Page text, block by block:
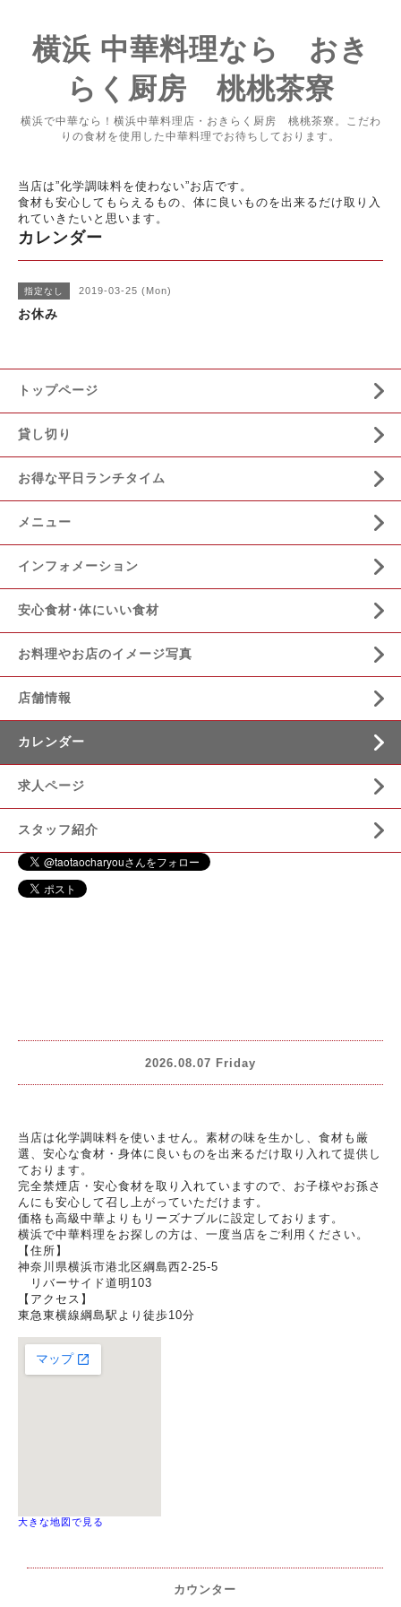
横浜 中華料理なら おき
らく厨房 桃桃茶寮
横浜で中華なら！横浜中華料理店・おきらく厨房 桃桃茶寮。こだわ
りの食材を使用した中華料理でお待ちしております。
当店は”化学調味料を使わない”お店です。
食材も安心してもらえるもの、体に良いものを出来るだけ取り入
れていきたいと思います。
カレンダー
指定なし 2019-03-25 (Mon)
お休み
トップページ
貸し切り
お得な平日ランチタイム
メニュー
インフォメーション
安心食材･体にいい食材
お料理やお店のイメージ写真
店舗情報
カレンダー
求人ページ
スタッフ紹介
2026.08.07 Friday
当店は化学調味料を使いません。素材の味を生かし、食材も厳
選、安心な食材・身体に良いものを出来るだけ取り入れて提供し
ております。
完全禁煙店・安心食材を取り入れていますので、お子様やお孫さ
んにも安心して召し上がっていただけます。
価格も高級中華よりもリーズナブルに設定しております。
横浜で中華料理をお探しの方は、一度当店をご利用ください。
【住所】
神奈川県横浜市港北区綱島西2-25-5
リバーサイド道明103
【アクセス】
東急東横線綱島駅より徒歩10分
大きな地図で見る
カウンター